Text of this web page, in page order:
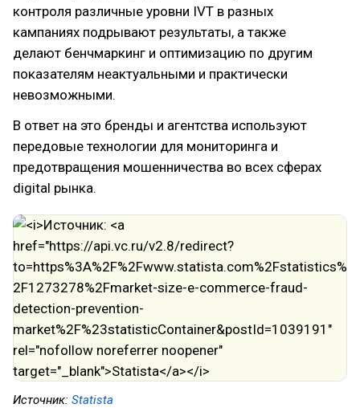
контроля различные уровни IVT в разных
кампаниях подрывают результаты, а также
делают бенчмаркинг и оптимизацию по другим
показателям неактуальными и практически
невозможными.
В ответ на это бренды и агентства используют
передовые технологии для мониторинга и
предотвращения мошенничества во всех сферах
digital рынка.
Источник: Statista